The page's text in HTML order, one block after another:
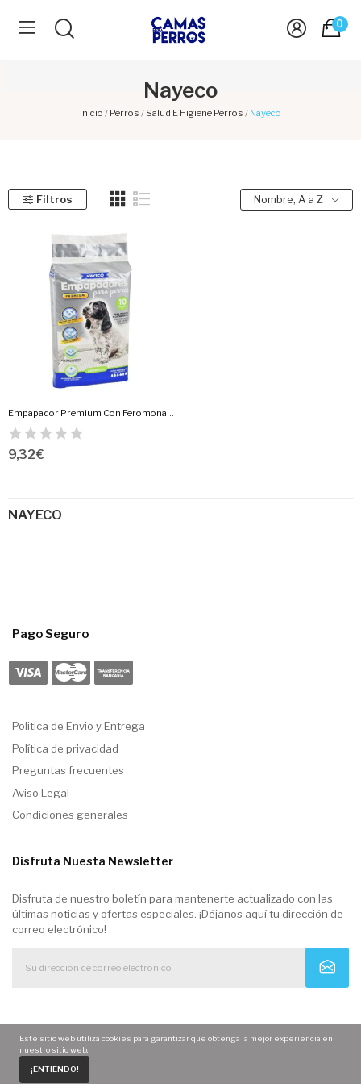
Home
0
Nayeco
Inicio Perros Salud E Higiene Perros Nayeco
NAYECO
Filtros Nombre, A a Z
Empapador Premium Con Feromonas 10Uds
9,32 €
Pago Seguro
Politica de Envio y Entrega
Política de privacidad
Preguntas frecuentes
Aviso Legal
Condiciones generales
Disfruta Nuesta Newsletter
Disfruta de nuestro boletín para mantenerte actualizado con las
últimas noticias y ofertas especiales. ¡Déjanos aquí tu dirección de
correo electrónico!
Este sitio web utiliza cookies para garantizar que obtenga la mejor experiencia en
nuestro sitio web.
¡ENTIENDO!